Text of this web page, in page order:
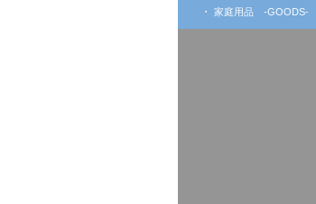
家庭用品 -GOODS-